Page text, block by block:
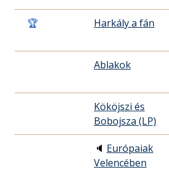
🏆 Harkály a fán
Ablakok
Kököjszi és
Bobojsza (LP)
🔈 Európaiak
Velencében